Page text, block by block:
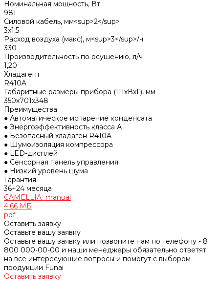
Номинальная мощность, Вт
981
Силовой кабель, мм<sup>2</sup>
3x1,5
Расход воздуха (макс), м<sup>3</sup>/ч
330
Производительность по осушению, л/ч
1,20
Хладагент
R410A
Габаритные размеры прибора (ШхВхГ), мм
350х701х348
Преимущества
● Автоматическое испарение конденсата
● Энергоэффективность класса А
● Безопасный хладаген R410A
● Шумоизоляция компрессора
● LED-дисплей
● Сенсорная панель управления
● Низкий уровень шума
Гарантия
36+24 месяца
CAMELLIA_manual
4.66 МБ
pdf
Оставить заявку
Оставьте вашу заявку
Оставьте вашу заявку или позвоните нам по телефону - 8
800 000-00-00 и наши менеджеры обязательно ответят
на все интересующие вопросы и помогут с выбором
продукции Funai
Оставить заявку